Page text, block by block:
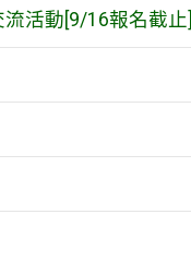
活動[9/16報名截止]